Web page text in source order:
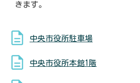
きます。
中央市役所駐車場
中央市役所本館1階